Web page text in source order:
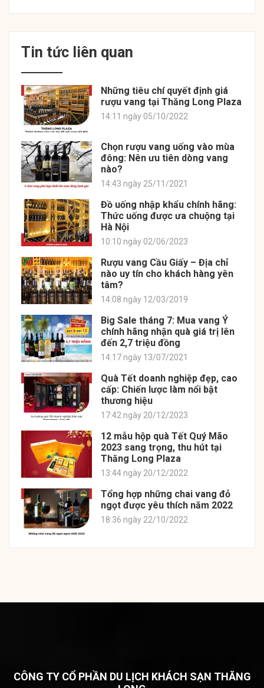
Tin tức liên quan
Những tiêu chí quyết định giá
rượu vang tại Thăng Long Plaza
14:11 ngày 05/10/2022
Chọn rượu vang uống vào mùa
đông: Nên ưu tiên dòng vang
nào?
14:43 ngày 25/11/2021
Đồ uống nhập khẩu chính hãng:
Thức uống được ưa chuộng tại
Hà Nội
10:10 ngày 02/06/2023
Rượu vang Cầu Giấy – Địa chỉ
nào uy tín cho khách hàng yên
tâm?
14:08 ngày 12/03/2019
Big Sale tháng 7: Mua vang Ý
chính hãng nhận quà giá trị lên
đến 2,7 triệu đồng
14:17 ngày 13/07/2021
Quà Tết doanh nghiệp đẹp, cao
cấp: Chiến lược làm nổi bật
thương hiệu
17:42 ngày 20/12/2023
12 mẫu hộp quà Tết Quý Mão
2023 sang trọng, thu hút tại
Thăng Long Plaza
13:44 ngày 20/12/2022
Tổng hợp những chai vang đỏ
ngọt được yêu thích năm 2022
18:36 ngày 22/10/2022
CÔNG TY CỔ PHẦN DU LỊCH KHÁCH SẠN THĂNG